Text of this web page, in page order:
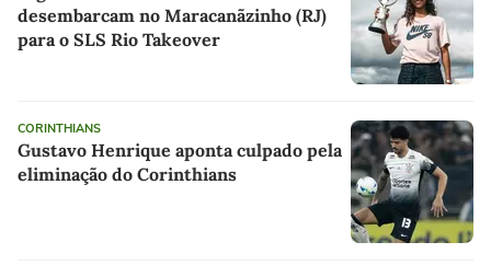
desembarcam no Maracanãzinho (RJ)
para o SLS Rio Takeover
CORINTHIANS
Gustavo Henrique aponta culpado pela
eliminação do Corinthians